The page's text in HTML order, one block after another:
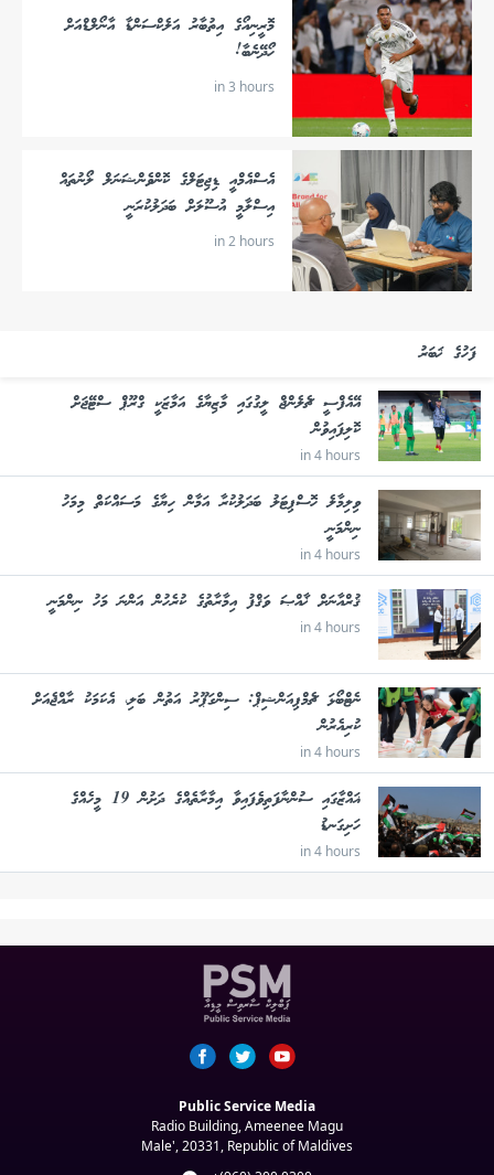
މޮރީނިއޯގެ އިތުބާރު އަލެކްސަންޑާ އާނޯލްޑްއަށް
ހޯދޭނެބާ!
in 3 hours
އެސްއެމްއީ ޑިޖިޓަލްގެ ކޮންވެންޝަނަލް ލޯނުތައް
އިސްލާމީ އުސޫލަށް ބަދަލުކުރަނީ
in 2 hours
ފަހުގެ ޚަބަރު
އޭއެފްސީ ޗެލެންޖް ލީގުގައި މާޒިޔާގެ އަމާޒަކީ ގްރޫޕް ސްޓޭޖަށް
ކޮލިފައިވުން
in 4 hours
ވިލިމާލެ ހޮސްޕިޓަލު ބަދަލުކުރާ އަމާން ހިޔާގެ މަސައްކަތް މިމަހު
ނިންމަނީ
in 4 hours
ޤުރްއާނަށް ޚާއްޞަ ވަޤްފު އިމާރާތުގެ ކުރެހުން އަންނަ މަހު ނިންމަނީ
in 4 hours
ނެޓްބޯޅަ ޗެމްޕިއަންޝިޕް: ސިންގަޕޫރު އަތުން ބަލި، އެކަމަކު ރާއްޖެއަށް
ކުރިއެރުން
in 4 hours
ޣައްޒާގައި ސުންނާފަތިވެފައިވާ އިމާރާތެއްގެ ދަށުން 19 މީހެއްގެ
ހަށިގަނޑު
in 4 hours
Public Service Media
Radio Building, Ameenee Magu
Male', 20331, Republic of Maldives